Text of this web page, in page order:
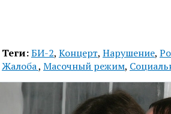
Теги:БИ-2, Концерт, Нарушение,
Жалоба, Масочный режим,